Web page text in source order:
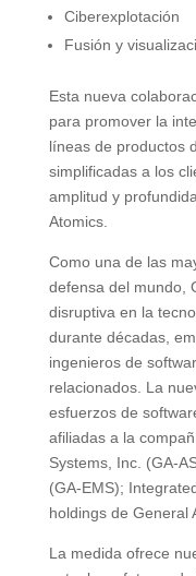
Ciberexplotación
Fusión y
Esta nueva
para promover la
líneas de productos
simplificadas a los
amplitud y
Atomics.
Como una de las
defensa del mundo,
disruptiva en la
durante décadas,
ingenieros de
relacionados. La
esfuerzos de
afiliadas a la
Systems, Inc. (GA-
(GA-EMS);
holdings de General
La medida ofrece